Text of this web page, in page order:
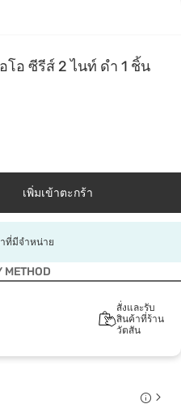
อ ซีรีส์ 2 ไนท์ ดำ 1 ชิ้น
เพิ่มเข้าตะกร้า
ที่มีจำหน่าย
METHOD
สั่งและรับ
สินค้าที่ร้าน
วัตสัน